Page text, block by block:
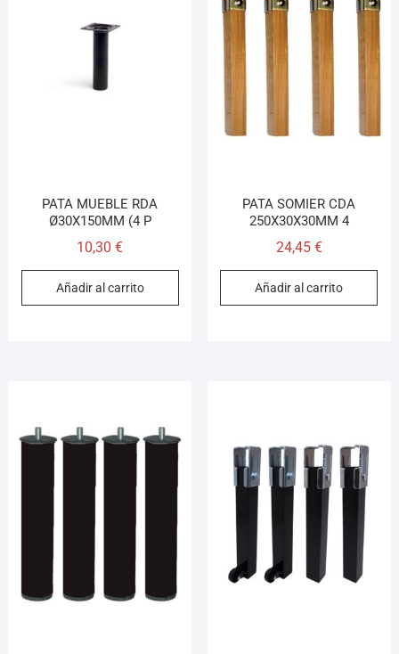
PATA MUEBLE RDA
Ø30X150MM (4 P
10,30€
Añadir al carrito
PATA SOMIER CDA
250X30X30MM 4
24,45 €
Añadir al carrito